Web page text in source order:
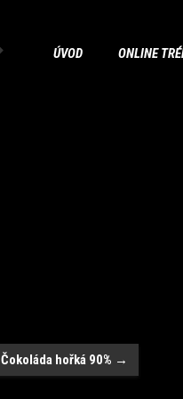
ÚVOD ONLINE
Čokoláda hořká 90% →